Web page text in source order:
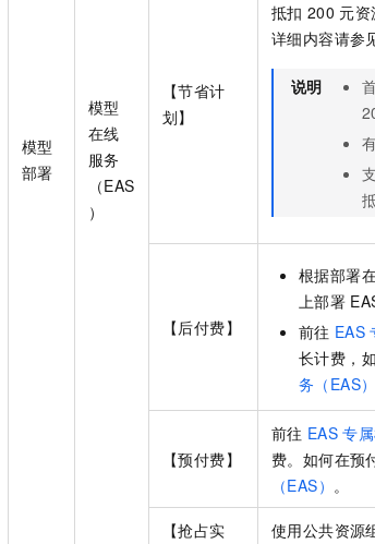
模型
部署
模型
在线
服务
（EAS
）
【节省计
划】
抵扣 200 元
详细内容请参
说明
【后付费】
根据部署
上部署
前往 EAS
长计费，
务（EAS）
【预付费】
前往 EAS 专
费。如何在预
（EAS） 。
【抢占实
使用公共资源